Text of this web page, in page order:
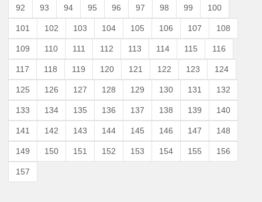
92 93 94 95 96 97 98 99 100
101 102 103 104 105 106 107 108
109 110 111 112 113 114 115 116
117 118 119 120 121 122 123 124
125 126 127 128 129 130 131 132
133 134 135 136 137 138 139 140
141 142 143 144 145 146 147 148
149 150 151 152 153 154 155 156
157